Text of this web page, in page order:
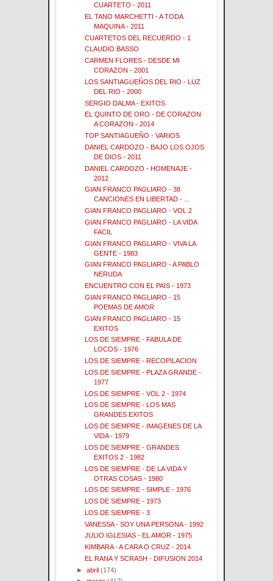
CUARTETO - 2011
EL TANO MARCHETTI - A TODA
MAQUINA - 2011
CUARTETOS DEL RECUERDO - 1
CLAUDIO BASSO
CARMEN FLORES - DESDE MI
CORAZON - 2001
LOS SANTIAGUEÑOS DEL RIO - LUZ
DEL RIO - 2000
SERGIO DALMA - EXITOS
EL QUINTO DE ORO - DE CORAZON
A CORAZON - 2014
TOP SANTIAGUEÑO - VARIOS
DANIEL CARDOZO - BAJO LOS OJOS
DE DIOS - 2011
DANIEL CARDOZO - HOMENAJE -
2012
GIAN FRANCO PAGLIARO - 38
CANCIONES EN LIBERTAD - ...
GIAN FRANCO PAGLIARO - VOL 2
GIAN FRANCO PAGLIARO - LA VIDA
FACIL
GIAN FRANCO PAGLIARO - VIVA LA
GENTE - 1983
GIAN FRANCO PAGLIARO - A PABLO
NERUDA
ENCUENTRO CON EL PAIS - 1973
GIAN FRANCO PAGLIARO - 15
POEMAS DE AMOR
GIAN FRANCO PAGLIARO - 15
EXITOS
LOS DE SIEMPRE - FABULA DE
LOCOS - 1976
LOS DE SIEMPRE - RECOPILACION
LOS DE SIEMPRE - PLAZA GRANDE -
1977
LOS DE SIEMPRE - VOL 2 - 1974
LOS DE SIEMPRE - LOS MAS
GRANDES EXITOS
LOS DE SIEMPRE - IMAGENES DE LA
VIDA - 1979
LOS DE SIEMPRE - GRANDES
EXITOS 2 - 1982
LOS DE SIEMPRE - DE LA VIDA Y
OTRAS COSAS - 1980
LOS DE SIEMPRE - SIMPLE - 1976
LOS DE SIEMPRE - 1973
LOS DE SIEMPRE - 3
VANESSA - SOY UNA PERSONA - 1992
JULIO IGLESIAS - EL AMOR - 1975
KIMBARA - A CARA O CRUZ - 2014
EL RANA Y SCRASH - DIFUSION 2014
►abril (174)